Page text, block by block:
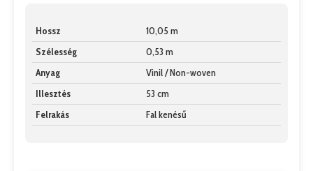
Hossz
10,05 m
Szélesség
0,53 m
Anyag
Vinil / Non-woven
Illesztés
53 cm
Felrakás
Fal kenésű